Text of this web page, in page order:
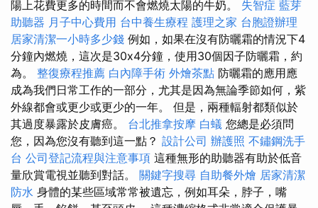
陽上花費更多的時間而不會燃燒太陽的牛奶。 失智症 藍芽
助聽器 月子中心費用 台中養生療程 護理之家 台胞證辦理
居家清潔一小時多少錢 例如，如果在沒有防曬霜的情況下4
分鐘內燃燒，這次是30x4分鐘，使用30個因子防曬霜，約
為。 整復療程推薦 白內障手術 外燴茶點 防曬霜的應用應
成為我們日常工作的一部分，尤其是因為無論季節如何，紫
外線都會或更少或更少的一年。 但是，兩種輻射都類似於
其過度暴露於皮膚癌。 台北推拿按摩 白蟻 您總是必須問
您，因為您沒有聽到這一點？ 設計公司 辦護照 不鏽鋼洗手
台 公司登記流程與注意事項 這種無形的助聽器有助於低音
量欣賞電視並聽到對話。 關鍵字搜尋 自助餐外燴 居家清潔
防水 身體的某些區域常常被遺忘，例如耳朵，脖子，嘴